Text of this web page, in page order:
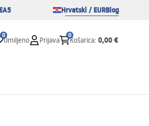
Hrvatski / EURBlog
0
Omiljeno Prijava
0
Košarica: 0,00 €